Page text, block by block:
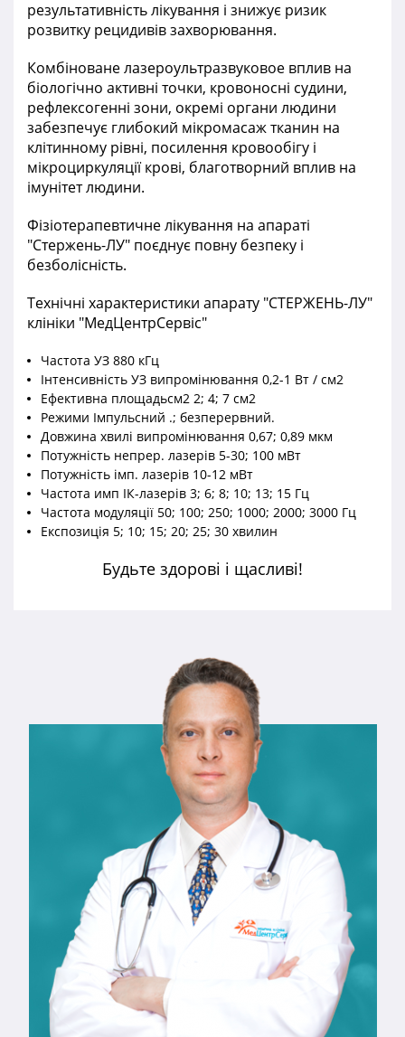
результативність лікування і знижує ризик
розвитку рецидивів захворювання.
Комбіноване лазероультразвуковое вплив на
біологічно активні точки, кровоносні судини,
рефлексогенні зони, окремі органи людини
забезпечує глибокий мікромасаж тканин на
клітинному рівні, посилення кровообігу і
мікроциркуляції крові, благотворний вплив на
імунітет людини.
Фізіотерапевтичне лікування на апараті
"Стержень-ЛУ" поєднує повну безпеку і
безболісність.
Технічні характеристики апарату "СТЕРЖЕНЬ-ЛУ"
клініки "МедЦентрСервіс"
Частота УЗ 880 кГц
Інтенсивність УЗ випромінювання 0,2-1 Вт / см2
Ефективна площадьсм2 2; 4; 7 см2
Режими Імпульсний .; безперервний.
Довжина хвилі випромінювання 0,67; 0,89 мкм
Потужність непрер. лазерів 5-30; 100 мВт
Потужність імп. лазерів 10-12 мВт
Частота имп ІК-лазерів 3; 6; 8; 10; 13; 15 Гц
Частота модуляції 50; 100; 250; 1000; 2000; 3000 Гц
Експозиція 5; 10; 15; 20; 25; 30 хвилин
Будьте здорові і щасливі!